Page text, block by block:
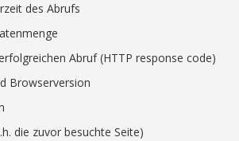
des Abrufs
Abruf (HTTP response code)
Browserversion
die zuvor besuchte Seite)